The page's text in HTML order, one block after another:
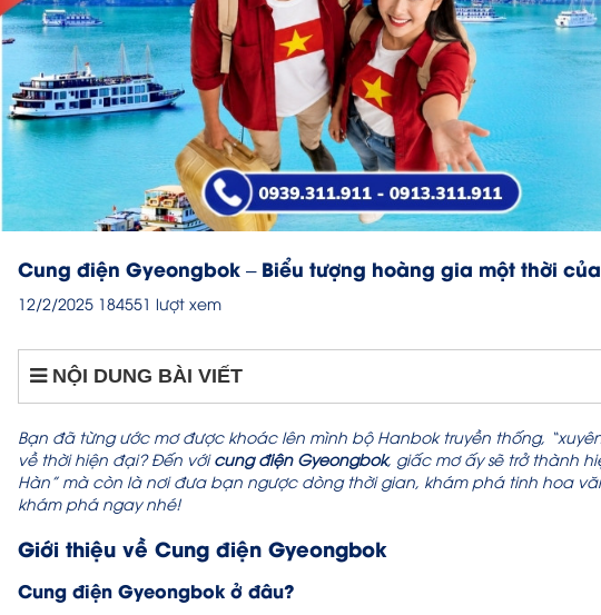
Cung điện Gyeongbok – Biểu tượng hoàng gia một thời
12/2/2025 184551 lượt xem
NỘI DUNG BÀI VIẾT
Bạn đã từng ước mơ được khoác lên mình bộ Hanbok truyền thống,
về thời hiện đại? Đến vớicung điện Gyeongbok, giấc mơ ấy sẽ trở thành
Hàn” mà còn là nơi đưa bạn ngược dòng thời gian, khám phá tinh hoa
khám phá ngay nhé!
Giới thiệu về Cung điện Gyeongbok
Cung điện Gyeongbok ở đâu?